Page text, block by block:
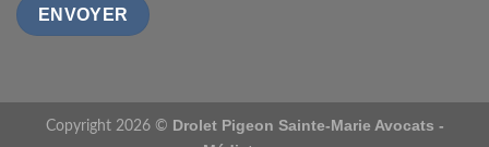
Copyright 2026 © Drolet Pigeon Sainte-Marie Avocats -